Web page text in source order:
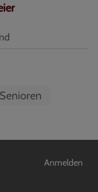
Senioren
Anmelden